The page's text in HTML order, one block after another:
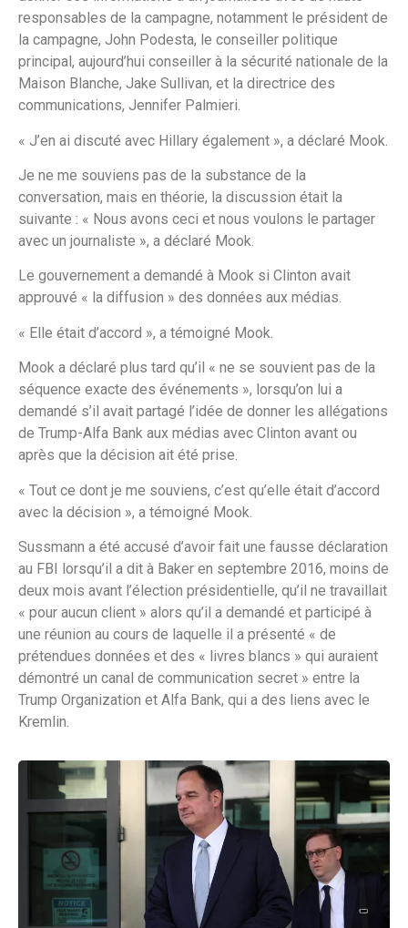
responsables de la campagne, notamment le président de
la campagne, John Podesta, le conseiller politique
principal, aujourd’hui conseiller à la sécurité nationale de la
Maison Blanche, Jake Sullivan, et la directrice des
communications, Jennifer Palmieri.
« J’en ai discuté avec Hillary également », a déclaré Mook.
Je ne me souviens pas de la substance de la
conversation, mais en théorie, la discussion était la
suivante : « Nous avons ceci et nous voulons le partager
avec un journaliste », a déclaré Mook.
Le gouvernement a demandé à Mook si Clinton avait
approuvé « la diffusion » des données aux médias.
« Elle était d’accord », a témoigné Mook.
Mook a déclaré plus tard qu’il « ne se souvient pas de la
séquence exacte des événements », lorsqu’on lui a
demandé s’il avait partagé l’idée de donner les allégations
de Trump-Alfa Bank aux médias avec Clinton avant ou
après que la décision ait été prise.
« Tout ce dont je me souviens, c’est qu’elle était d’accord
avec la décision », a témoigné Mook.
Sussmann a été accusé d’avoir fait une fausse déclaration
au FBI lorsqu’il a dit à Baker en septembre 2016, moins de
deux mois avant l’élection présidentielle, qu’il ne travaillait
« pour aucun client » alors qu’il a demandé et participé à
une réunion au cours de laquelle il a présenté « de
prétendues données et des « livres blancs » qui auraient
démontré un canal de communication secret » entre la
Trump Organization et Alfa Bank, qui a des liens avec le
Kremlin.